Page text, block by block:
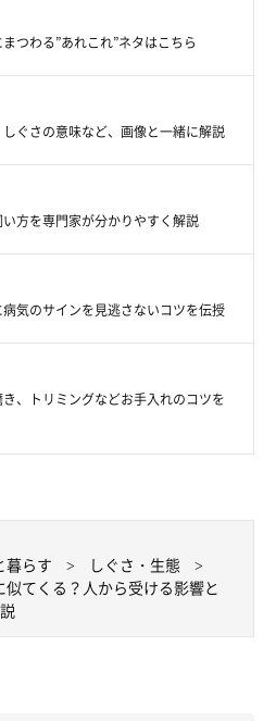
場合もあります。
の情報です。
つわる”あれこれ”ネタはこちら
ぐさの意味など、画像と一緒に解説
方を専門家が分かりやすく解説
気のサインを見逃さないコツを伝授
、トリミングなどお手入れのコツを
暮らす
しぐさ・生態
似てくる？人から受ける影響と